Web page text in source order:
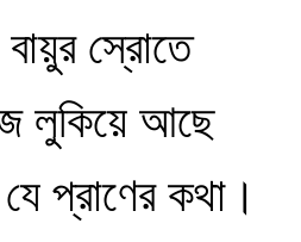
স্রোতে
লুকিয়ে আছে
প্রাণের কথা।